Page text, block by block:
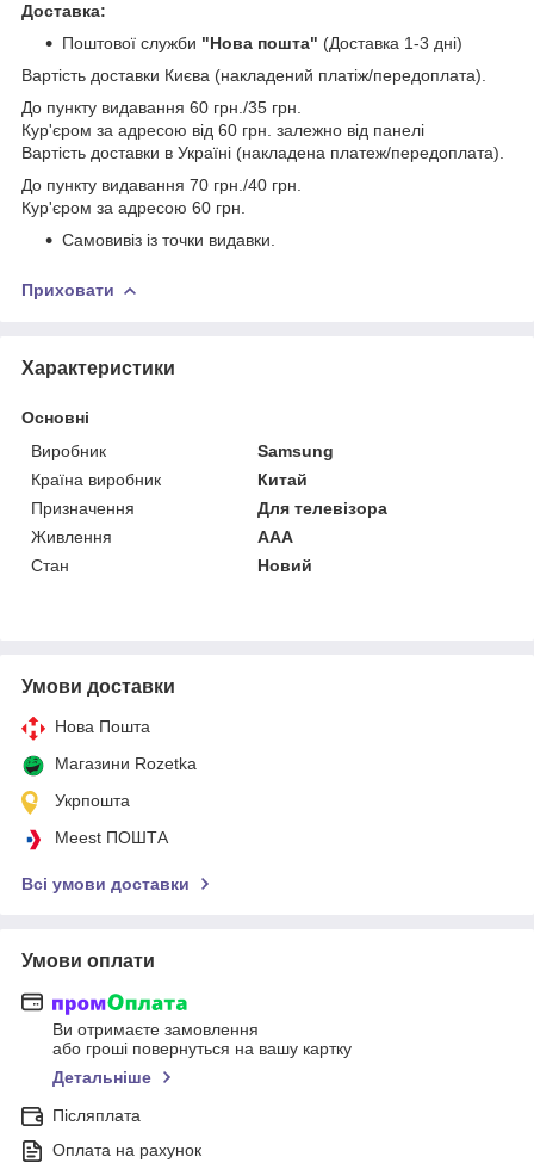
Доставка:
Поштової служби "Нова пошта" (Доставка 1-3 дні)
Вартість доставки Києва (накладений платіж/передоплата).
До пункту видавання 60 грн./35 грн.
Кур'єром за адресою від 60 грн. залежно від панелі
Вартість доставки в Україні (накладена платеж/передоплата).
До пункту видавання 70 грн./40 грн.
Кур'єром за адресою 60 грн.
Самовивіз із точки видавки.
Приховати
Характеристики
Основні
Виробник
Samsung
Країна виробник
Китай
Призначення
Для телевізора
Живлення
AAA
Стан
Новий
Умови доставки
Нова Пошта
Магазини Rozetka
Укрпошта
Meest ПОШТА
Всі умови доставки
Умови оплати
Ви отримаєте замовлення
або гроші повернуться на вашу картку
Детальніше
Післяплата
Оплата на рахунок